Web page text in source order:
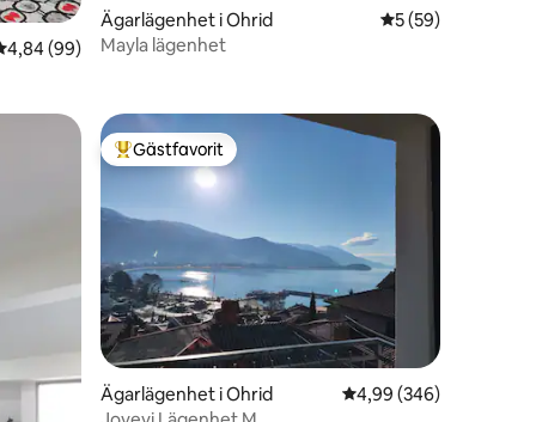
av 5 i genomsnittligt betyg, 99 omdömen
4,84 (99)
Ägarlägenhet i Ohrid 5 av 5 i
5 (59)
Mayla lägenhet
Populär gästfavorit
Gästfavorit
Ägarlägenhet i Ohrid 4,99 av 5 i
4,99 (346)